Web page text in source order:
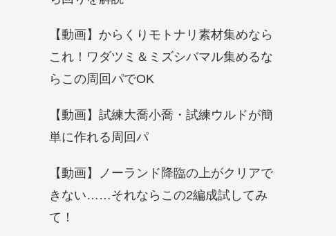
【動画】からくりモトナリ素材集めなら
これ！ワダツミ＆ミズシバマル集めるな
らこの周回パでOK
【動画】試練大喬小喬・試練ウルドが簡
単に作れる周回パ
【動画】ノーランド降臨の上がクリアで
きない……それならこの2編成試してみ
て！